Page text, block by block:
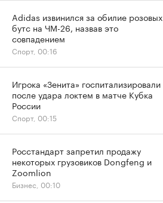
Adidas извинился за обилие розовых
бутс на ЧМ-26, назвав это
совпадением
Спорт, 00:16
Игрока «Зенита» госпитализировали
после удара локтем в матче Кубка
России
Спорт, 00:15
Росстандарт запретил продажу
некоторых грузовиков Dongfeng и
Zoomlion
Бизнес, 00:10